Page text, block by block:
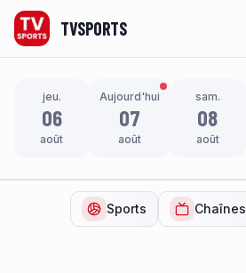
TVSPORTS
jeu.
06
août
Aujourd'hui
07
août
sam.
08
août
Sports Chaînes